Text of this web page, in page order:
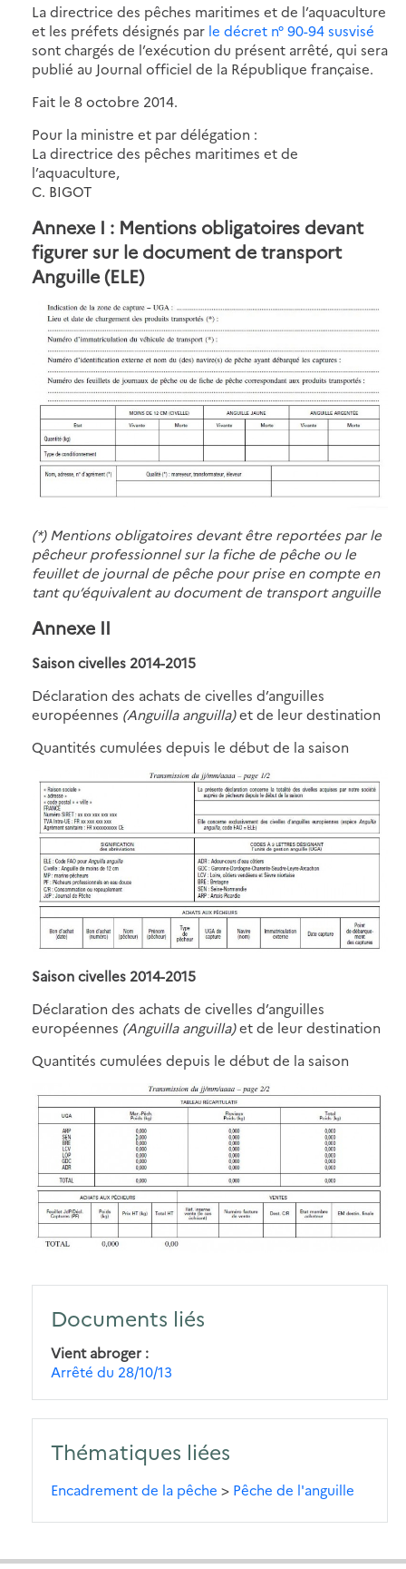
La directrice des pêches maritimes et de l’aquaculture
et les préfets désignés par le décret n° 90-94 susvisé
sont chargés de l’exécution du présent arrêté, qui sera
publié au Journal officiel de la République française.
Fait le 8 octobre 2014.
Pour la ministre et par délégation :
La directrice des pêches maritimes et de
l’aquaculture,
C. BIGOT
Annexe I : Mentions obligatoires devant
figurer sur le document de transport
Anguille (ELE)
(*) Mentions obligatoires devant être reportées par le
pêcheur professionnel sur la fiche de pêche ou le
feuillet de journal de pêche pour prise en compte en
tant qu’équivalent au document de transport anguille
Annexe II
Saison civelles 2014-2015
Déclaration des achats de civelles d’anguilles
européennes (Anguilla anguilla)et de leur destination
Quantités cumulées depuis le début de la saison
Saison civelles 2014-2015
Déclaration des achats de civelles d’anguilles
européennes (Anguilla anguilla)et de leur destination
Quantités cumulées depuis le début de la saison
Documents liés
Vient abroger
Arrêté du 28/10/13
Thématiques liées
Encadrement de la pêche > Pêche de l'anguille